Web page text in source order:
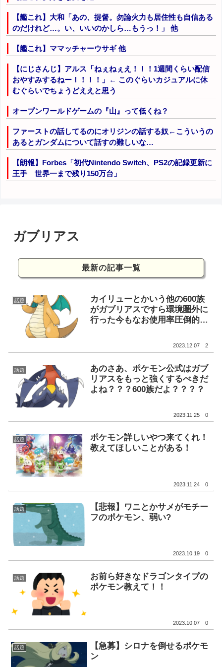
【艦これ】大和「あの、提督。勿論火力も居住性も自信ある
のだけれど…。い、いいのかしら…もうっ！」 他
【艦これ】ママッチャーウサギ 他
【にじさんじ】アルス「ねぇねぇえ！！！1週間くらい配信
おやすみするねー！！！！」← このぐらいカジュアルに休
むぐらいでちょうどええと思う
オープンワールドゲームの『山』って低くね？
ファーストの話してるのにオリジンの話する奴←こういうの
あるとガンダムについて話すの難しいな…
【朗報】Forbes「初代Nintendo Switch、PS2の記録更新に
王手 世界一まで残り150万台」
ガブリアス
最新の記事一覧
話題
カイリューとかいう他の600族
がガブリアスですら環境圏外に
行った今もなお使用率圧倒的1
2023.12.07 2
話題
あのさあ、ポケモン公式はガブ
リアスをもっと強くするべきだ
よね？？？600族だよ？？？？
2023.11.25 0
話題
ポケモン詳しいやつ来てくれ！
教えてほしいことがある！
2023.11.24 0
話題
【悲報】ワニとかサメがモチー
フのポケモン、弱い?
2023.10.19 0
話題
お前ら好きなドラゴンタイプの
ポケモン教えて！！
2023.10.07 0
話題
【急募】シロナを倒せるポケモ
ン